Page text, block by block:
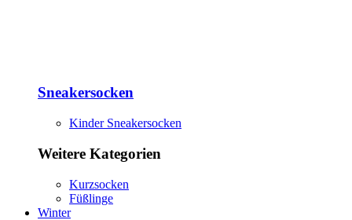
Sneakersocken
Kinder Sneakersocken
Weitere Kategorien
Kurzsocken
Füßlinge
Winter